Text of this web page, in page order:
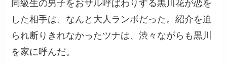
同級生の男子をおサル呼ばわりする黒川花が恋を
した相手は、なんと大人ランボだった。紹介を迫
られ断りきれなかったツナは、渋々ながらも黒川
を家に呼んだ。